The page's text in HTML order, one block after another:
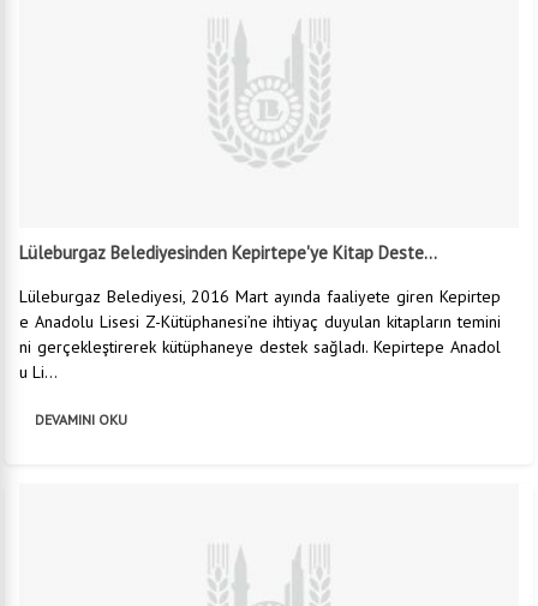
Lüleburgaz Belediyesinden Kepirtepe'ye Kitap Deste...
Lüleburgaz Belediyesi, 2016 Mart ayında faaliyete giren Kepirtep
e Anadolu Lisesi Z-Kütüphanesi’ne ihtiyaç duyulan kitapların temini
ni gerçekleştirerek kütüphaneye destek sağladı. Kepirtepe Anadol
u Li...
DEVAMINI OKU